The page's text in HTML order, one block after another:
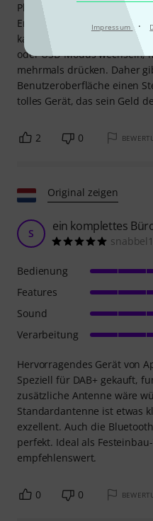
Impressum ·
Player bei Nichtgebrauch
Energie und schont den
kann nicht gleichzeitig in
oder USB-Modus wechseln;
mehrmals drücken. Daher
Benutzeroberfläche einen
tolles Gerät, das sein Geld
2 0
Original zeigen
S ein komplettes
Hervorragendes Gerät von
Speziell für DAB+ gekauft,
zusätzliche Antenne wäre
Standardantenne ist etwas
exzellent. Auch die
perfekt. Ideal als
empfehlenswert.
Bedienung
Features
Sound
Verarbeitung
0 0